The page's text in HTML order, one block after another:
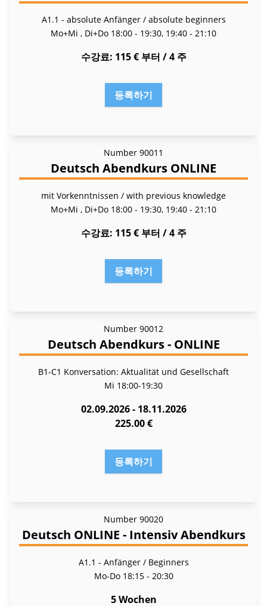
A1.1 - absolute Anfänger / absolute beginners
Mo+Mi , Di+Do 18:00 - 19:30, 19:40 - 21:10
수강료 115 € 부터 / 4 주
등록하기
Number 90011
Deutsch Abendkurs ONLINE
mit Vorkenntnissen / with previous knowledge
Mo+Mi , Di+Do 18:00 - 19:30, 19:40 - 21:10
수강료 115 € 부터 / 4 주
등록하기
Number 90012
Deutsch Abendkurs - ONLINE
B1-C1 Konversation: Aktualität und Gesellschaft
Mi 18:00-19:30
02.09.2026 - 18.11.2026
225.00 €
등록하기
Number 90020
Deutsch ONLINE - Intensiv Abendkurs
A1.1 - Anfänger / Beginners
Mo-Do 18:15 - 20:30
5 Wochen